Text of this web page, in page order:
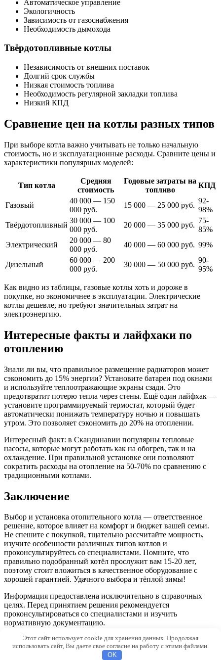
Автоматическое управление
Экологичность
Зависимость от газоснабжения
Необходимость дымохода
Твёрдотопливные котлы
Независимость от внешних поставок
Долгий срок службы
Низкая стоимость топлива
Необходимость регулярной закладки топлива
Низкий КПД
Сравнение цен на котлы разных типов
При выборе котла важно учитывать не только начальную
стоимость, но и эксплуатационные расходы. Сравните цены и
характеристики популярных моделей:
Тип котла
Средняя
стоимость
Годовые затраты на
топливо
КПД
Газовый
40 000 — 150
000 руб.
15 000 — 25 000 руб.
92-
98%
Твёрдотопливный
30 000 — 100
000 руб.
20 000 — 35 000 руб.
75-
85%
Электрический
20 000 — 80
000 руб.
40 000 — 60 000 руб. 99%
Дизельный
60 000 — 200
000 руб.
30 000 — 50 000 руб.
90-
95%
Как видно из таблицы, газовые котлы хоть и дороже в
покупке, но экономичнее в эксплуатации. Электрические
котлы дешевле, но требуют значительных затрат на
электроэнергию.
Интересные факты и лайфхаки по
отоплению
Знали ли вы, что правильное размещение радиаторов может
сэкономить до 15% энергии? Установите батареи под окнами
и используйте теплоотражающие экраны сзади. Это
предотвратит потерю тепла через стены. Ещё один лайфхак —
установите программируемый термостат, который будет
автоматически понижать температуру ночью и повышать
утром. Это позволяет сэкономить до 20% на отоплении.
Интересный факт: в Скандинавии популярны тепловые
насосы, которые могут работать как на обогрев, так и на
охлаждение. При правильной установке они позволяют
сократить расходы на отопление на 50-70% по сравнению с
традиционными котлами.
Заключение
Выбор и установка отопительного котла — ответственное
решение, которое влияет на комфорт и бюджет вашей семьи.
Не спешите с покупкой, тщательно рассчитайте мощность,
изучите особенности различных типов котлов и
проконсультируйтесь со специалистами. Помните, что
правильно подобранный котёл прослужит вам 15-20 лет,
поэтому стоит вложиться в качественное оборудование с
хорошей гарантией. Удачного выбора и тёплой зимы!
Информация предоставлена исключительно в справочных
целях. Перед принятием решения рекомендуется
проконсультироваться со специалистами и изучить
нормативную документацию.
© 2026 Morevdome.com
Этот сайт использует cookie для хранения данных. Продолжая
использовать сайт, Вы даете свое согласие на работу с этими файлами.
OK